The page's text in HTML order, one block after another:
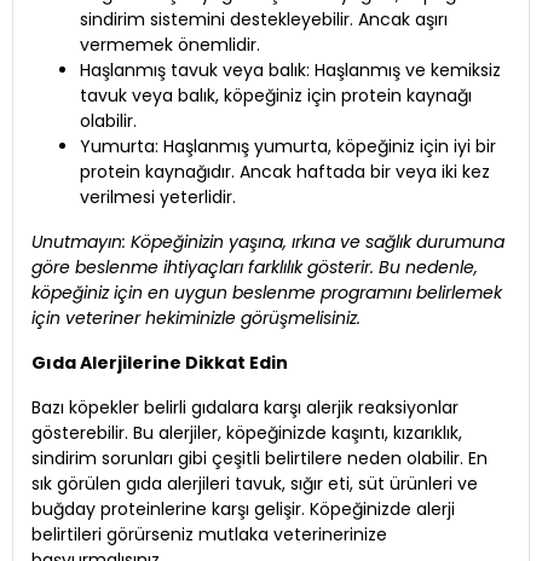
sindirim sistemini destekleyebilir. Ancak aşırı
vermemek önemlidir.
Haşlanmış tavuk veya balık: Haşlanmış ve kemiksiz
tavuk veya balık, köpeğiniz için protein kaynağı
olabilir.
Yumurta: Haşlanmış yumurta, köpeğiniz için iyi bir
protein kaynağıdır. Ancak haftada bir veya iki kez
verilmesi yeterlidir.
Unutmayın: Köpeğinizin yaşına, ırkına ve sağlık durumuna
göre beslenme ihtiyaçları farklılık gösterir. Bu nedenle,
köpeğiniz için en uygun beslenme programını belirlemek
için veteriner hekiminizle görüşmelisiniz.
Gıda Alerjilerine Dikkat Edin
Bazı köpekler belirli gıdalara karşı alerjik reaksiyonlar
gösterebilir. Bu alerjiler, köpeğinizde kaşıntı, kızarıklık,
sindirim sorunları gibi çeşitli belirtilere neden olabilir. En
sık görülen gıda alerjileri tavuk, sığır eti, süt ürünleri ve
buğday proteinlerine karşı gelişir. Köpeğinizde alerji
belirtileri görürseniz mutlaka veterinerinize